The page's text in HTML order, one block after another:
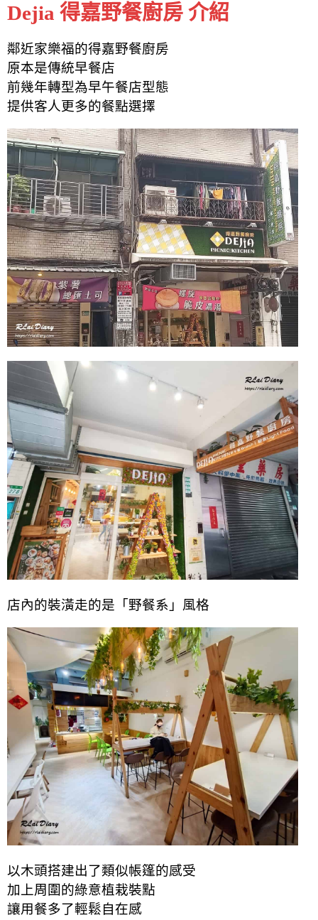
Dejia 得嘉野餐廚房 介紹
鄰近家樂福的得嘉野餐廚房
原本是傳統早餐店
前幾年轉型為早午餐店型態
提供客人更多的餐點選擇
店內的裝潢走的是「野餐系」風格
以木頭搭建出了類似帳篷的感受
加上周圍的綠意植栽裝點
讓用餐多了輕鬆自在感